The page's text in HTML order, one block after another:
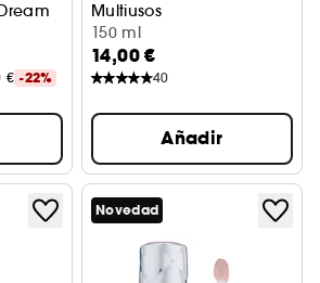
maquillaje
€ -22%
Multiusos
Crema de peinado
150 ml
14,00 €
40
Añadir
Novedad